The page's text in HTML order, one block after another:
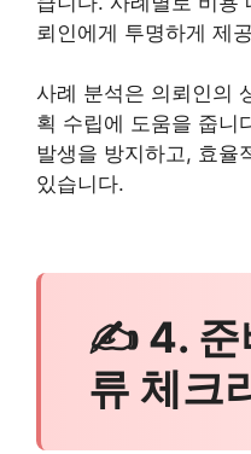
뢰인에게 투명하게 제
사례 분석은 의뢰인의
획 수립에 도움을 줍니
발생을 방지하고, 효율
있습니다.
✍ 4. 준
류 체크